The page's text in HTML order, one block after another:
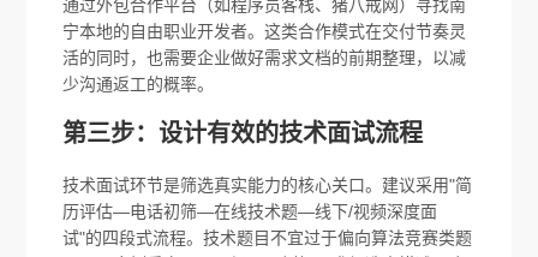
通过外包合作平台（如程序员客栈、猪八戒网）寻找南
宁本地的自由职业开发者。这类合作模式在交付节奏灵
活的同时，也需要企业做好需求文档的前期整理，以减
少沟通返工的概率。
第三步：设计有效的技术面试流程
技术面试环节是筛选真实能力的核心关口。建议采用"简
历评估—电话初筛—在线技术题—线下/视频深度面
试"的四段式流程。技术题目不宜过于偏向算法竞赛类题